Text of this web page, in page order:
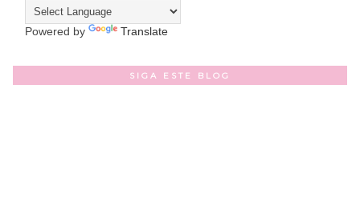
Powered by Translate
SIGA ESTE BLOG